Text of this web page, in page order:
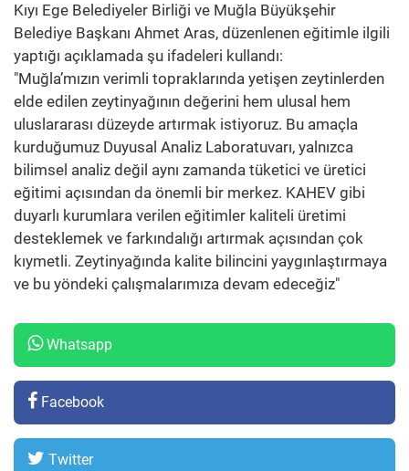
Kıyı Ege Belediyeler Birliği ve Muğla Büyükşehir
Belediye Başkanı Ahmet Aras, düzenlenen eğitimle ilgili
yaptığı açıklamada şu ifadeleri kullandı:
"Muğla’mızın verimli topraklarında yetişen zeytinlerden
elde edilen zeytinyağının değerini hem ulusal hem
uluslararası düzeyde artırmak istiyoruz. Bu amaçla
kurduğumuz Duyusal Analiz Laboratuvarı, yalnızca
bilimsel analiz değil aynı zamanda tüketici ve üretici
eğitimi açısından da önemli bir merkez. KAHEV gibi
duyarlı kurumlara verilen eğitimler kaliteli üretimi
desteklemek ve farkındalığı artırmak açısından çok
kıymetli. Zeytinyağında kalite bilincini yaygınlaştırmaya
ve bu yöndeki çalışmalarımıza devam edeceğiz"
Whatsapp
Facebook
Twitter